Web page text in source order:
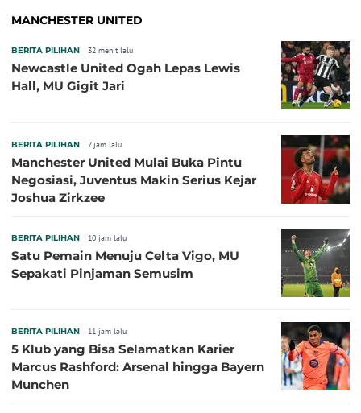
MANCHESTER UNITED
BERITA PILIHAN 32 menit lalu
Newcastle United Ogah Lepas Lewis
Hall, MU Gigit Jari
BERITA PILIHAN 7 jam lalu
Manchester United Mulai Buka Pintu
Negosiasi, Juventus Makin Serius Kejar
Joshua Zirkzee
BERITA PILIHAN 10 jam lalu
Satu Pemain Menuju Celta Vigo, MU
Sepakati Pinjaman Semusim
BERITA PILIHAN 11 jam lalu
5 Klub yang Bisa Selamatkan Karier
Marcus Rashford: Arsenal hingga Bayern
Munchen